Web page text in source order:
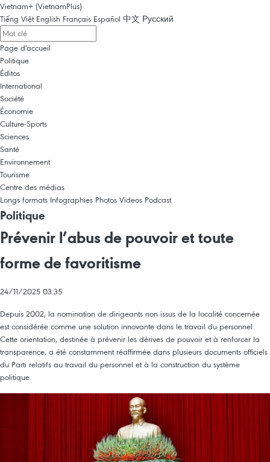
Vietnam+ (VietnamPlus)
Tiếng Việt English Français Español 中文 Русский
Page d'accueil
Politique
Éditos
International
Société
Économie
Culture-Sports
Sciences
Santé
Environnement
Tourisme
Centre des médias
Longs formats Infographies Photos Videos Podcast
Politique
Prévenir l’abus de pouvoir et toute
forme de favoritisme
24/11/2025 03:35
Depuis 2002, la nomination de dirigeants non issus de la localité concernée
est considérée comme une solution innovante dans le travail du personnel.
Cette orientation, destinée à prévenir les dérives de pouvoir et à renforcer la
transparence, a été constamment réaffirmée dans plusieurs documents officiels
du Parti relatifs au travail du personnel et à la construction du système
politique.